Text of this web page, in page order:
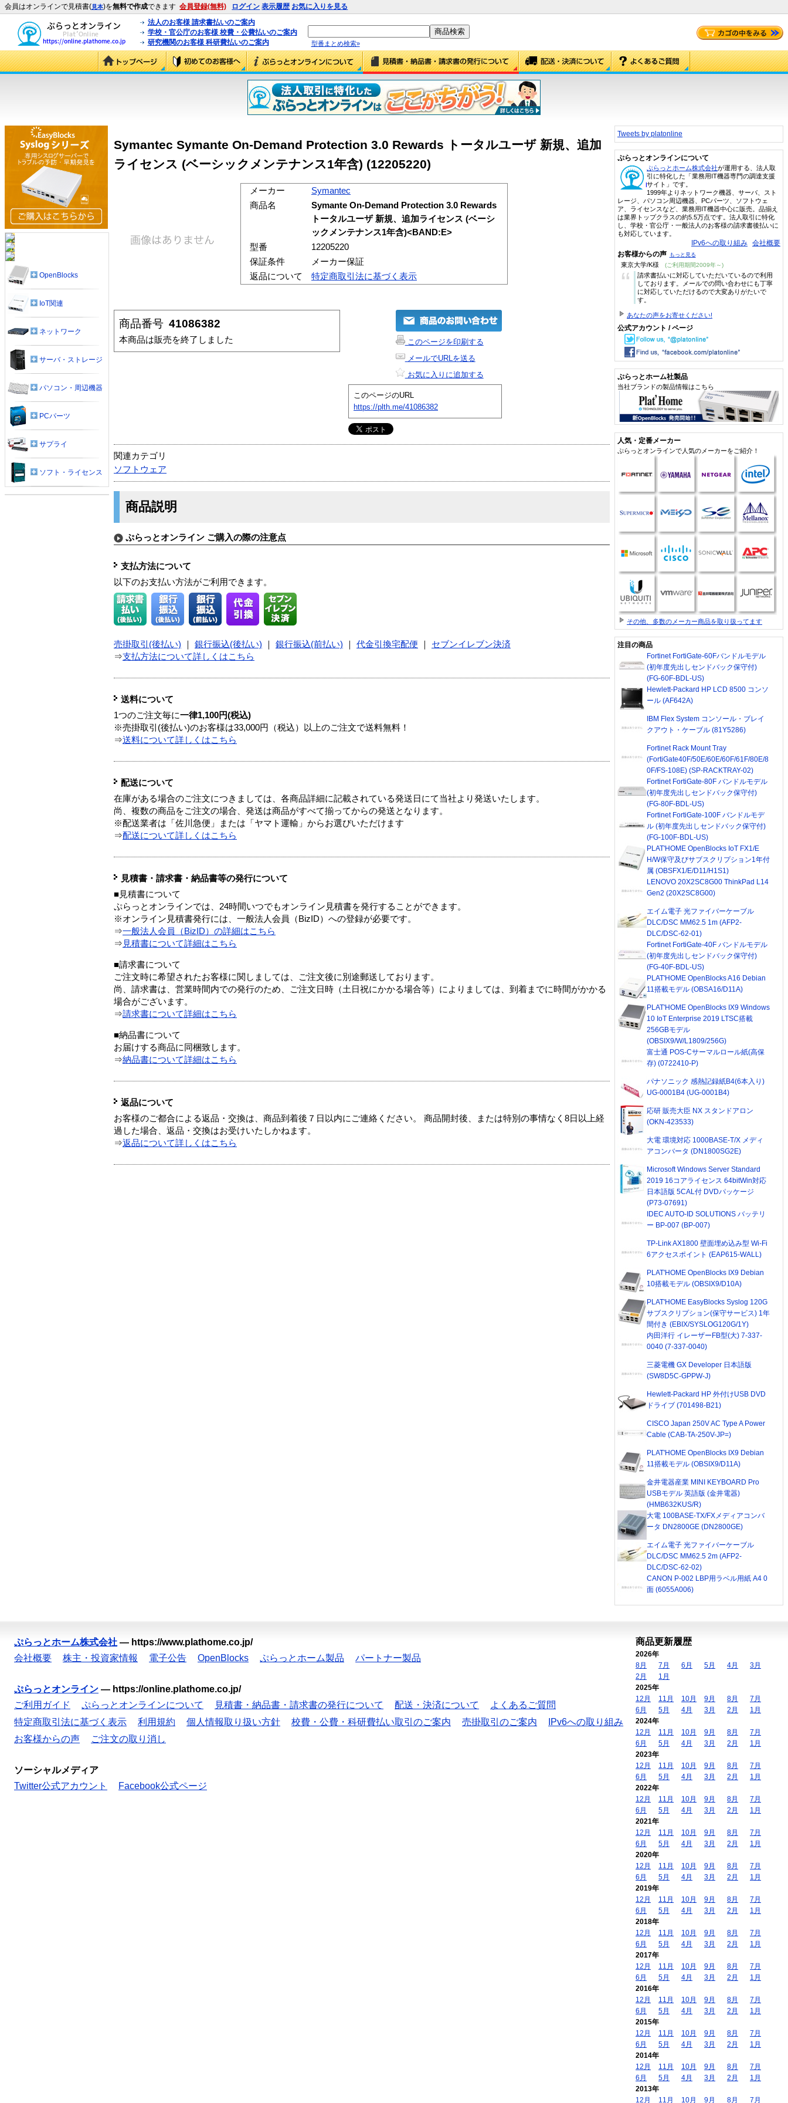
会員はオンラインで見積書(見本)を無料で作成できます 会員登録(無料) ログイン 表示履歴 お気に入りを見る
法人のお客様 請求書払いのご案内
学校・官公庁のお客様 校費・公費払いのご案内
研究機関のお客様 科研費払いのご案内
型番まとめ検索»
Symantec Symante On-Demand Protection 3.0 Rewards トータルユーザ 新規、追加
ライセンス (ベーシックメンテナンス1年含) (12205220)
メーカー
Symantec
商品名
Symante On-Demand Protection 3.0 Rewards
トータルユーザ 新規、追加ライセンス (ベーシ
ックメンテナンス1年含)<BAND:E>
型番
12205220
保証条件
メーカー保証
返品について
特定商取引法に基づく表示
商品番号 41086382
本商品は販売を終了しました
このページを印刷する
メールでURLを送る
お気に入りに追加する
このページのURL
https://plth.me/41086382
関連カテゴリ
ソフトウェア
商品説明
ぷらっとオンライン ご購入の際の注意点
支払方法について
以下のお支払い方法がご利用できます。
売掛取引(後払い) 銀行振込(後払い) 銀行振込(前払い) 代金引換宅配便
セブンイレブン決済
⇒支払方法について詳しくはこちら
送料について
1つのご注文毎に一律1,100円(税込)
※売掛取引(後払い)のお客様は33,000円（税込）以上のご注文で送料無料！
⇒送料について詳しくはこちら
配送について
在庫がある場合のご注文につきましては、各商品詳細に記載されている発送日にて当社より発送いたします。
尚、複数の商品をご注文の場合、発送は商品がすべて揃ってからの発送となります。
※配送業者は「佐川急便」または「ヤマト運輸」からお選びいただけます
⇒配送について詳しくはこちら
見積書・請求書・納品書等の発行について
■見積書について
ぷらっとオンラインでは、24時間いつでもオンライン見積書を発行することができます。
※オンライン見積書発行には、一般法人会員（BizID）への登録が必要です。
⇒一般法人会員（BizID）の詳細はこちら
⇒ 見積書について詳細はこちら
■請求書について
ご注文時に希望されたお客様に関しましては、ご注文後に別途郵送しております。
尚、請求書は、営業時間内での発行のため、ご注文日時（土日祝にかかる場合等）によりましては、到着までに時間がかかる
場合がございます。
⇒請求書について詳細はこちら
■納品書について
お届けする商品に同梱致します。
⇒納品書について詳細はこちら
返品について
お客様のご都合による返品・交換は、商品到着後７日以内にご連絡ください。 商品開封後、または特別の事情なく8日以上経
過した場合、返品・交換はお受けいたしかねます。
⇒返品について詳しくはこちら
OpenBlocks
IoT関連
ネットワーク
サーバ・ストレージ
パソコン・周辺機器
PCパーツ
サプライ
ソフト・ライセンス
Tweets by platonline
ぷらっとオンラインについて
ぷらっとホーム株式会社が運用する、法人取
引に特化した「業務用IT機器専門の調達支援
サイト」です。
1999年よりネットワーク機器、サーバ、スト
レージ、パソコン周辺機器、PCパーツ、ソフトウェ
ア、ライセンスなど、業務用IT機器中心に販売。品揃え
は業界トップクラスの約5.5万点です。法人取引に特化
し、学校・官公庁・一般法人のお客様の請求書後払いに
も対応しています。
IPv6への取り組み 会社概要
お客様からの声 もっと見る
東京大学/K様 (ご利用期間2009年～)
“
請求書払いに対応していただいているので利用
しております。メールでの問い合わせにも丁寧
に対応していただけるので大変ありがたいで
す。
あなたの声をお寄せください!
公式アカウント / ページ
ぷらっとホーム社製品
当社ブランドの製品情報はこちら
人気・定番メーカー
ぷらっとオンラインで人気のメーカーをご紹介！
その他、多数のメーカー商品を取り扱ってます
注目の商品
Fortinet FortiGate-60Fバンドルモデル
(初年度先出しセンドバック保守付)
(FG-60F-BDL-US)
Hewlett-Packard HP LCD 8500 コンソ
ール (AF642A)
IBM Flex System コンソール・ブレイ
クアウト・ケーブル (81Y5286)
Fortinet Rack Mount Tray
(FortiGate40F/50E/60E/60F/61F/80E/8
0F/FS-108E) (SP-RACKTRAY-02)
Fortinet FortiGate-80F バンドルモデル
(初年度先出しセンドバック保守付)
(FG-80F-BDL-US)
Fortinet FortiGate-100F バンドルモデ
ル (初年度先出しセンドバック保守付)
(FG-100F-BDL-US)
PLAT'HOME OpenBlocks IoT FX1/E
H/W保守及びサブスクリプション1年付
属 (OBSFX1/E/D11/H1S1)
LENOVO 20X2SC8G00 ThinkPad L14
Gen2 (20X2SC8G00)
エイム電子 光ファイバーケーブル
DLC/DSC MM62.5 1m (AFP2-
DLC/DSC-62-01)
Fortinet FortiGate-40F バンドルモデル
(初年度先出しセンドバック保守付)
(FG-40F-BDL-US)
PLAT'HOME OpenBlocks A16 Debian
11搭載モデル (OBSA16/D11A)
PLAT'HOME OpenBlocks IX9 Windows
10 IoT Enterprise 2019 LTSC搭載
256GBモデル
(OBSIX9/W/L1809/256G)
富士通 POS-Cサーマルロール紙(高保
存) (0722410-P)
パナソニック 感熱記録紙B4(6本入り)
UG-0001B4 (UG-0001B4)
応研 販売大臣 NX スタンドアロン
(OKN-423533)
大電 環境対応 1000BASE-T/X メディ
アコンバータ (DN1800SG2E)
Microsoft Windows Server Standard
2019 16コアライセンス 64bitWin対応
日本語版 5CAL付 DVDパッケージ
(P73-07691)
IDEC AUTO-ID SOLUTIONS バッテリ
ー BP-007 (BP-007)
TP-Link AX1800 壁面埋め込み型 Wi-Fi
6アクセスポイント (EAP615-WALL)
PLAT'HOME OpenBlocks IX9 Debian
10搭載モデル (OBSIX9/D10A)
PLAT'HOME EasyBlocks Syslog 120G
サブスクリプション(保守サービス) 1年
間付き (EBIX/SYSLOG120G/1Y)
内田洋行 イレーザーFB型(大) 7-337-
0040 (7-337-0040)
三菱電機 GX Developer 日本語版
(SW8D5C-GPPW-J)
Hewlett-Packard HP 外付けUSB DVD
ドライブ (701498-B21)
CISCO Japan 250V AC Type A Power
Cable (CAB-TA-250V-JP=)
PLAT'HOME OpenBlocks IX9 Debian
11搭載モデル (OBSIX9/D11A)
金井電器産業 MINI KEYBOARD Pro
USBモデル 英語版 (金井電器)
(HMB632KUS/R)
大電 100BASE-TX/FXメディアコンバ
ータ DN2800GE (DN2800GE)
エイム電子 光ファイバーケーブル
DLC/DSC MM62.5 2m (AFP2-
DLC/DSC-62-02)
CANON P-002 LBP用ラベル用紙 A4 0
面 (6055A006)
ぷらっとホーム株式会社 — https://www.plathome.co.jp/
会社概要
株主・投資家情報 電子公告 OpenBlocks ぷらっとホーム製品 パートナー製品
ぷらっとオンライン — https://online.plathome.co.jp/
ご利用ガイド
ぷらっとオンラインについて 見積書・納品書・請求書の発行について 配送・決済について
よくあるご質問
特定商取引法に基づく表示
利用規約 個人情報取り扱い方針 校費・公費・科研費払い取引のご案内 売掛取引のご案内
IPv6への取り組み
お客様からの声
ご注文の取り消し
ソーシャルメディア
Twitter公式アカウント
Facebook公式ページ
商品更新履歴
2026年
8月
7月 6月 5月 4月
3月
2月
1月
2025年
12月
11月 10月 9月 8月
7月
6月
5月 4月 3月 2月
1月
2024年
12月
11月 10月 9月 8月
7月
6月
5月 4月 3月 2月
1月
2023年
12月
11月 10月 9月 8月
7月
6月
5月 4月 3月 2月
1月
2022年
12月
11月 10月 9月 8月
7月
6月
5月 4月 3月 2月
1月
2021年
12月
11月 10月 9月 8月
7月
6月
5月 4月 3月 2月
1月
2020年
12月
11月 10月 9月 8月
7月
6月
5月 4月 3月 2月
1月
2019年
12月
11月 10月 9月 8月
7月
6月
5月 4月 3月 2月
1月
2018年
12月
11月 10月 9月 8月
7月
6月
5月 4月 3月 2月
1月
2017年
12月
11月 10月 9月 8月
7月
6月
5月 4月 3月 2月
1月
2016年
12月
11月 10月 9月 8月
7月
6月
5月 4月 3月 2月
1月
2015年
12月
11月 10月 9月 8月
7月
6月
5月 4月 3月 2月
1月
2014年
12月
11月 10月 9月 8月
7月
6月
5月 4月 3月 2月
1月
2013年
12月
11月 10月 9月 8月 7月